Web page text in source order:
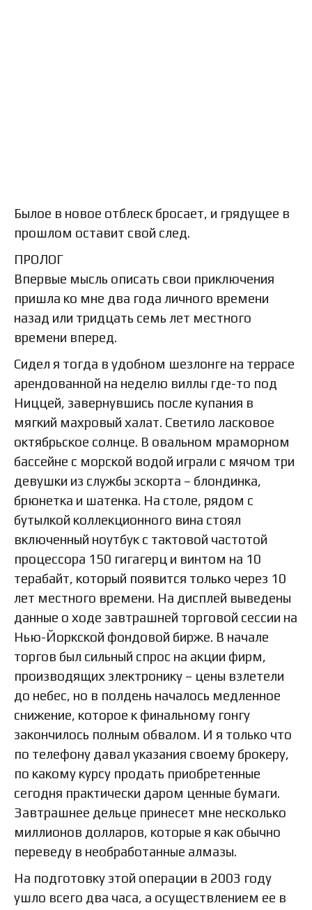
Былое в новое отблеск бросает, и грядущее в
прошлом оставит свой след.
ПРОЛОГ
Впервые мысль описать свои приключения
пришла ко мне два года личного времени
назад или тридцать семь лет местного
времени вперед.
Сидел я тогда в удобном шезлонге на террасе
арендованной на неделю виллы где-то под
Ниццей, завернувшись после купания в
мягкий махровый халат. Светило ласковое
октябрьское солнце. В овальном мраморном
бассейне с морской водой играли с мячом три
девушки из службы эскорта – блондинка,
брюнетка и шатенка. На столе, рядом с
бутылкой коллекционного вина стоял
включенный ноутбук с тактовой частотой
процессора 150 гигагерц и винтом на 10
терабайт, который появится только через 10
лет местного времени. На дисплей выведены
данные о ходе завтрашней торговой сессии на
Нью-Йоркской фондовой бирже. В начале
торгов был сильный спрос на акции фирм,
производящих электронику – цены взлетели
до небес, но в полдень началось медленное
снижение, которое к финальному гонгу
закончилось полным обвалом. И я только что
по телефону давал указания своему брокеру,
по какому курсу продать приобретенные
сегодня практически даром ценные бумаги.
Завтрашнее дельце принесет мне несколько
миллионов долларов, которые я как обычно
переведу в необработанные алмазы.
На подготовку этой операции в 2003 году
ушло всего два часа, а осуществлением ее в